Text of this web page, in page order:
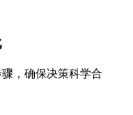
，确保决策科学合